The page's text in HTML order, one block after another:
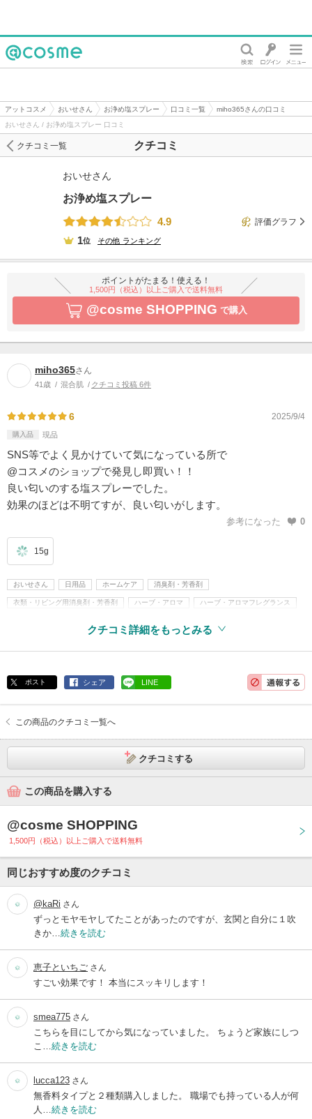
アットコスメ おいせさん お浄め塩スプレー 口コミ一覧
miho365さんの口コミ
おいせさん / お浄め塩スプレー 口コミ
クチコミ
クチコミ一覧
おいせさん
お浄め塩スプレー
4.9
評価グラフ
1位 その他 ランキング
ポイントがたまる！使える！
1,500円（税込）以上ご購入で送料無料
@cosme SHOPPING で購入
miho365さん
41歳 混合肌 クチコミ投稿 6件
6 2025/9/4
購入品 現品
SNS等でよく見かけていて気になっている所で
@コスメのショップで発見し即買い！！
良い匂いのする塩スプレーでした。
効果のほどは不明てすが、良い匂いがします。
参考になった 0
15g
おいせさん 日用品 ホームケア 消臭剤・芳香剤
衣類・リビング用消臭剤・芳香剤 ハーブ・アロマ ハーブ・アロマフレグランス
クチコミ詳細をもっとみる
ポスト シェア LINE
この商品のクチコミ一覧へ
クチコミする
この商品を購入する
@cosme SHOPPING
1,500円（税込）以上ご購入で送料無料
同じおすすめ度のクチコミ
@kaRi さん
ずっとモヤモヤしてたことがあったのですが、玄関と自分に１吹
きか… 続きを読む
恵子といちご さん
すごい効果です！ 本当にスッキリします！
smea775 さん
こちらを目にしてから気になっていました。 ちょうど家族にしつ
こ… 続きを読む
lucca123 さん
無香料タイプと２種類購入しました。 職場でも持っている人が何
人… 続きを読む